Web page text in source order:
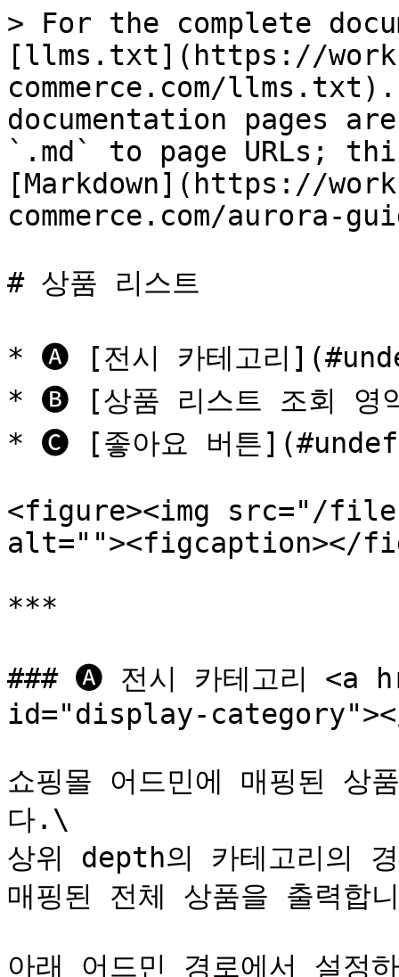
> For the complete
[llms.txt](https://
commerce.com/
documentation pages
`.md` to page URLs;
[Markdown](https://
commerce.com/
# 상품 리스트
* 🅐 [전시 카테고리
* 🅑 [상품 리스트 조회
* 🅒 [좋아요 버튼
<figure><img src="/
alt=""><figcaption></
***
### 🅐 전시 카테고리 <a
id="display-
쇼핑몰 어드민에 매핑된 상
다.\
상위 depth의 카테고리의
매핑된 전체 상품을 출력합
아래 어드민 경로에서 설정